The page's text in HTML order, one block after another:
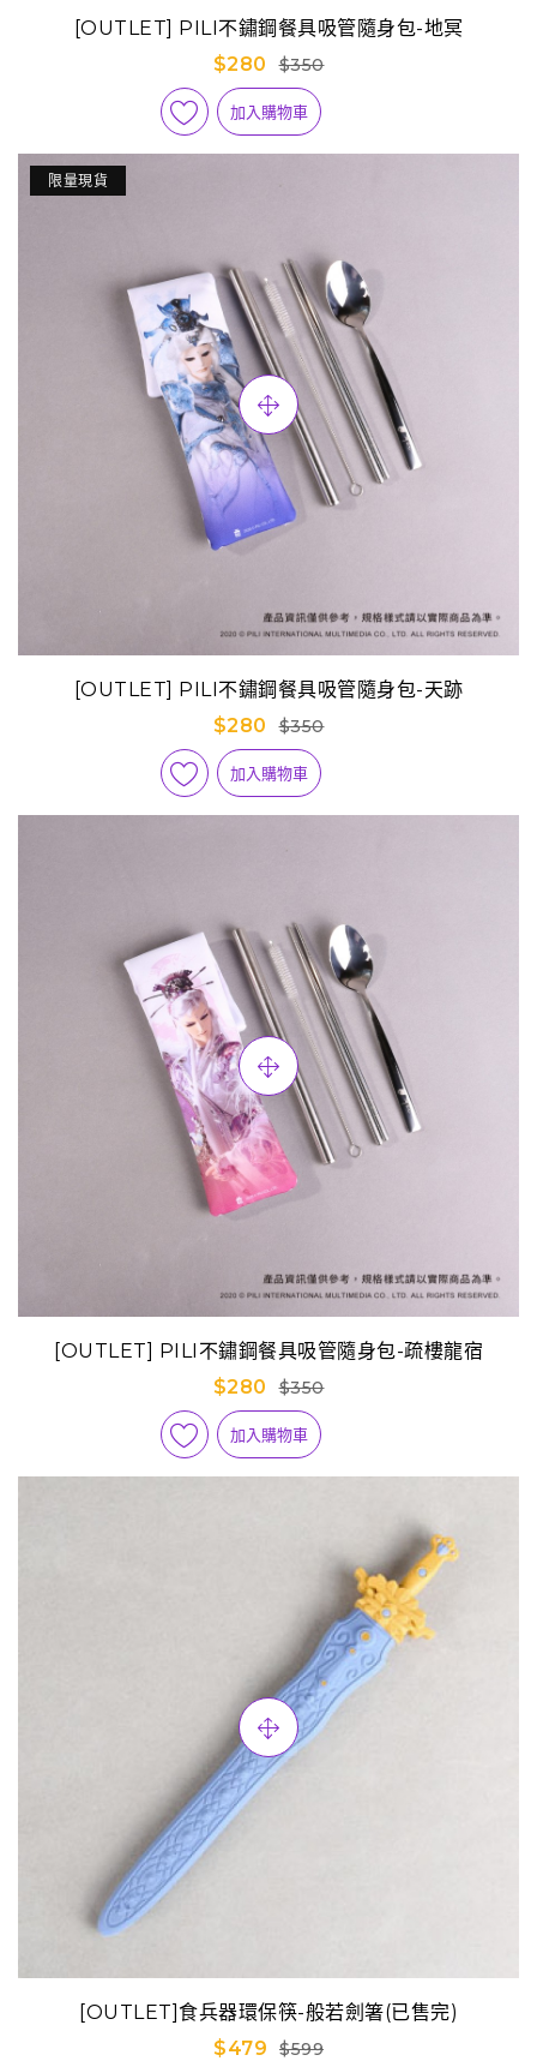
[OUTLET] PILI不鏽鋼餐具吸管隨身包-地冥
$280
$350
加入購物車
限量現貨
[OUTLET] PILI不鏽鋼餐具吸管隨身包-天跡
$280
$350
加入購物車
[OUTLET] PILI不鏽鋼餐具吸管隨身包-疏樓龍宿
$280
$350
加入購物車
[OUTLET]食兵器環保筷-般若劍箸(已售完)
$479
$599